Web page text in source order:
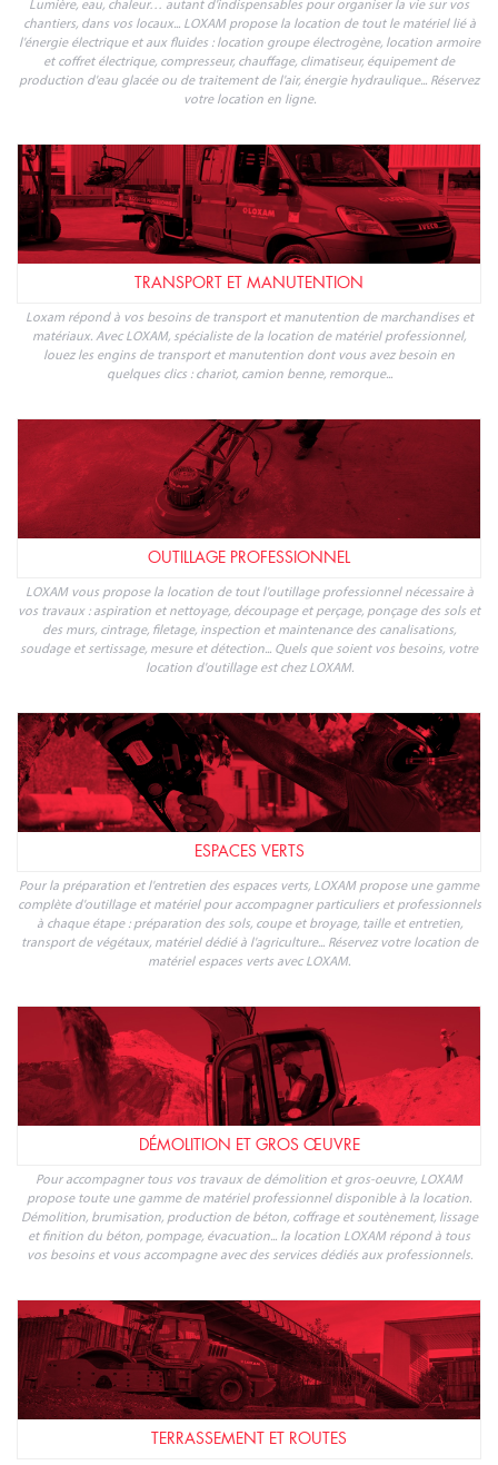
Lumière, eau, chaleur… autant d'indispensables pour organiser la vie sur vos
chantiers, dans vos locaux... LOXAM propose la location de tout le matériel lié à
l'énergie électrique et aux fluides : location groupe électrogène, location armoire
et coffret électrique, compresseur, chauffage, climatiseur, équipement de
production d'eau glacée ou de traitement de l'air, énergie hydraulique... Réservez
votre location en ligne.
TRANSPORT ET MANUTENTION
Loxam répond à vos besoins de transport et manutention de marchandises et
matériaux. Avec LOXAM, spécialiste de la location de matériel professionnel,
louez les engins de transport et manutention dont vous avez besoin en
quelques clics : chariot, camion benne, remorque...
OUTILLAGE PROFESSIONNEL
LOXAM vous propose la location de tout l'outillage professionnel nécessaire à
vos travaux : aspiration et nettoyage, découpage et perçage, ponçage des sols et
des murs, cintrage, filetage, inspection et maintenance des canalisations,
soudage et sertissage, mesure et détection... Quels que soient vos besoins, votre
location d'outillage est chez LOXAM.
ESPACES VERTS
Pour la préparation et l'entretien des espaces verts, LOXAM propose une gamme
complète d'outillage et matériel pour accompagner particuliers et professionnels
à chaque étape : préparation des sols, coupe et broyage, taille et entretien,
transport de végétaux, matériel dédié à l'agriculture... Réservez votre location de
matériel espaces verts avec LOXAM.
DÉMOLITION ET GROS ŒUVRE
Pour accompagner tous vos travaux de démolition et gros-oeuvre, LOXAM
propose toute une gamme de matériel professionnel disponible à la location.
Démolition, brumisation, production de béton, coffrage et soutènement, lissage
et finition du béton, pompage, évacuation... la location LOXAM répond à tous
vos besoins et vous accompagne avec des services dédiés aux professionnels.
TERRASSEMENT ET ROUTES